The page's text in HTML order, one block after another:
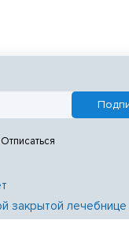
закрытой